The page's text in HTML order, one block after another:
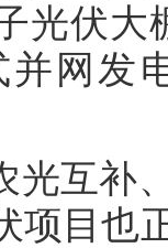
光伏
并网发
光互补
项目也